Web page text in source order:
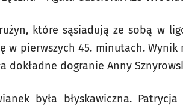
które sąsiadują ze sobą w
w pierwszych 45. minutach.
dokładne dogranie Anny
była błyskawiczna.